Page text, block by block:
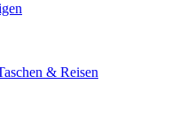
& Reisen